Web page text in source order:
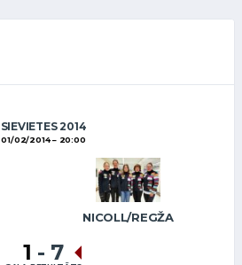
SIEVIETES 2014
01/02/2014 20:00
NICOLL/REGŽA
1 - 7